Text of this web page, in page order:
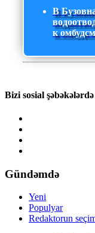
В
к
Bizi sosial
Gündəmdə
Yeni
Populyar
Redaktorun